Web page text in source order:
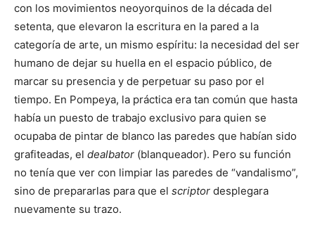
con los movimientos neoyorquinos de la década del
setenta, que elevaron la escritura en la pared a la
categoría de arte, un mismo espíritu: la necesidad del ser
humano de dejar su huella en el espacio público, de
marcar su presencia y de perpetuar su paso por el
tiempo. En Pompeya, la práctica era tan común que hasta
había un puesto de trabajo exclusivo para quien se
ocupaba de pintar de blanco las paredes que habían sido
grafiteadas, el dealbator (blanqueador). Pero su función
no tenía que ver con limpiar las paredes de “vandalismo”,
sino de prepararlas para que el scriptor desplegara
nuevamente su trazo.